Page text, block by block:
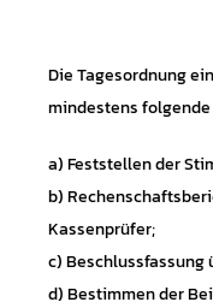
Die Tagesordnung
mindestens
a) Feststellen der
b)
Kassenprüfer;
c) Beschlussfassung
d) Bestimmen der